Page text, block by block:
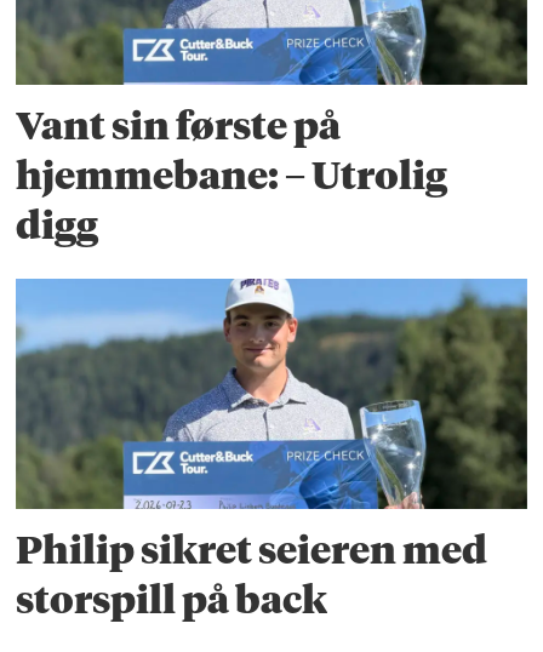
Vant sin første på
hjemmebane: – Utrolig
digg
Philip sikret seieren med
storspill på back